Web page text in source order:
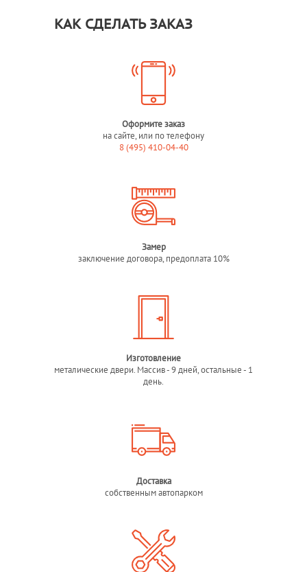
КАК СДЕЛАТЬ ЗАКАЗ
Оформите заказ
на сайте, или по телефону
8 (495) 410-04-40
Замер
заключение договора, предоплата 10%
Изготовление
металические двери. Массив - 9 дней, остальные - 1
день.
Доставка
собственным автопарком